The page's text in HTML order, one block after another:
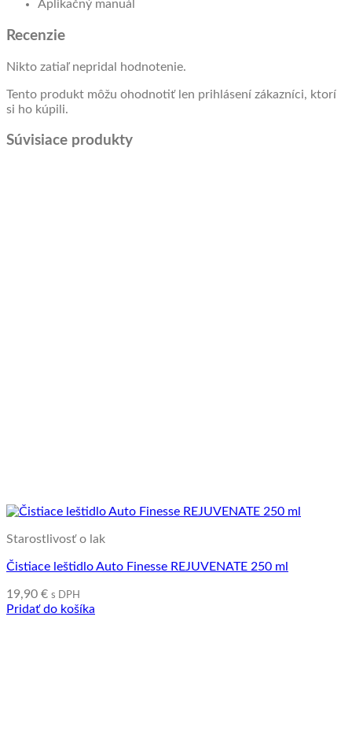
Aplikačný manuál
Recenzie
Nikto zatiaľ nepridal hodnotenie.
Tento produkt môžu ohodnotiť len prihlásení zákazníci, ktorí
si ho kúpili.
Súvisiace produkty
Starostlivosť o lak
Čistiace leštidlo Auto Finesse REJUVENATE 250 ml
19,90 € s DPH
Pridať do košíka